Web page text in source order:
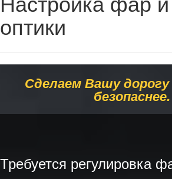
оптики
Сделаем Вашу
безопаснее.
Требуется регулировка